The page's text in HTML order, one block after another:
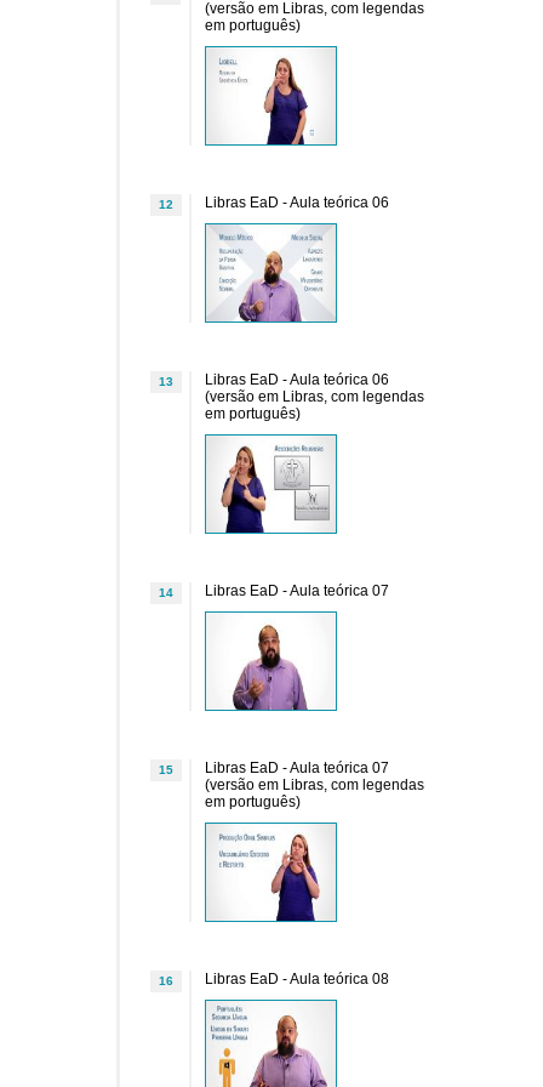
(versão em Libras, com legendas
em português)
12 Libras EaD - Aula teórica 06
13
Libras EaD - Aula teórica 06
(versão em Libras, com legendas
em português)
14 Libras EaD - Aula teórica 07
15
Libras EaD - Aula teórica 07
(versão em Libras, com legendas
em português)
16 Libras EaD - Aula teórica 08